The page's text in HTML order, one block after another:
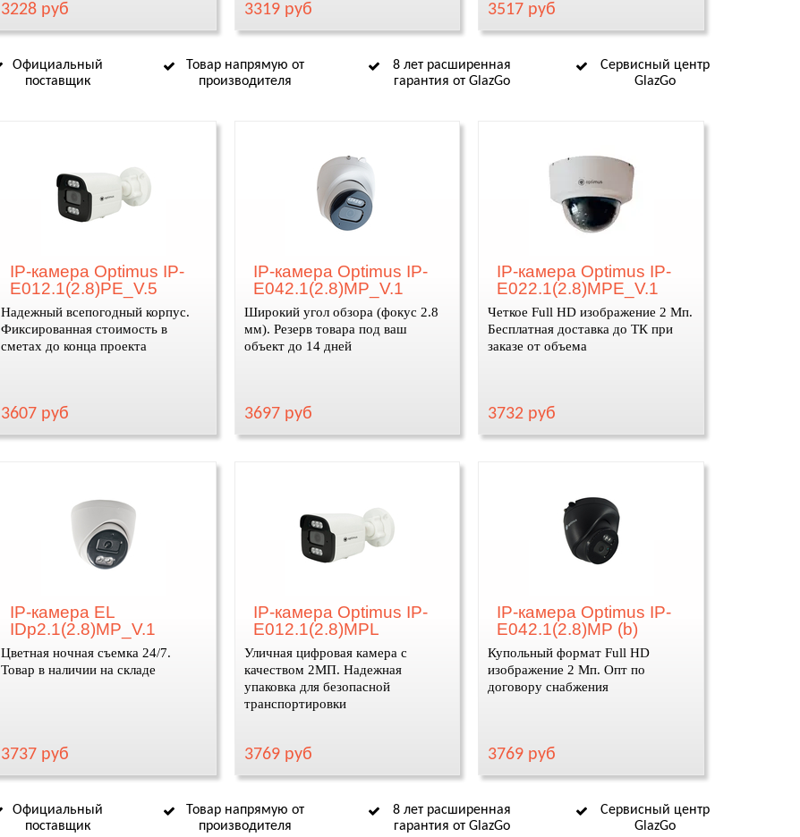
3228 руб 3319 руб 3517 руб
Официальный
поставщик
Товар напрямую от
производителя
8 лет расширенная
гарантия от GlazGo
Сервисный центр
GlazGo
IP-камера Optimus IP-
E012.1(2.8)PE_V.5
Надежный всепогодный корпус.
Фиксированная стоимость в
сметах до конца проекта
3607 руб
IP-камера Optimus IP-
E042.1(2.8)MP_V.1
Широкий угол обзора (фокус 2.8
мм). Резерв товара под ваш
объект до 14 дней
3697 руб
IP-камера Optimus IP-
E022.1(2.8)MPE_V.1
Четкое Full HD изображение 2 Мп.
Бесплатная доставка до ТК при
заказе от объема
3732 руб
IP-камера EL
IDp2.1(2.8)MP_V.1
Цветная ночная съемка 24/7.
Товар в наличии на складе
3737 руб
IP-камера Optimus IP-
E012.1(2.8)MPL
Уличная цифровая камера с
качеством 2МП. Надежная
упаковка для безопасной
транспортировки
3769 руб
IP-камера Optimus IP-
E042.1(2.8)MP (b)
Купольный формат Full HD
изображение 2 Мп. Опт по
договору снабжения
3769 руб
Официальный
поставщик
Товар напрямую от
производителя
8 лет расширенная
гарантия от GlazGo
Сервисный центр
GlazGo